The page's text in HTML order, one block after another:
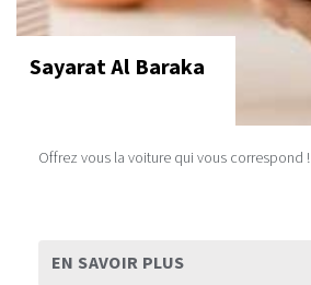
Sayarat Al Baraka
Offrez vous la voiture qui vous correspond !
EN SAVOIR PLUS